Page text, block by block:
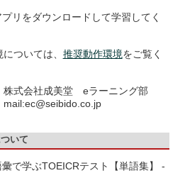
リをダウンロードして学習してく
ついては、 推奨動作環境をご覧く
株式会社成美堂 eラーニング部
いて
で学ぶTOEICRテスト【単語集】 -